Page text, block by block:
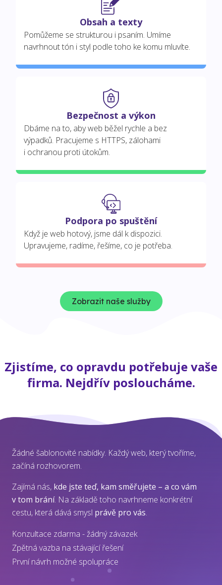
Obsah a texty
Pomůžeme se strukturou i psaním. Umíme
navrhnout tón i styl podle toho ke komu mluvíte.
Bezpečnost a výkon
Dbáme na to, aby web běžel rychle a bez
výpadků. Pracujeme s HTTPS, zálohami
i ochranou proti útokům.
Podpora po spuštění
Když je web hotový, jsme dál k dispozici.
Upravujeme, radíme, řešíme, co je potřeba.
Zobrazit naše služby
Zjistíme, co opravdu potřebuje vaše
firma. Nejdřív posloucháme.
Žádné šablonovité nabídky. Každý web, který tvoříme,
začíná rozhovorem.
Zajímá nás, kde jste teď, kam směřujete – a co vám
v tom brání. Na základě toho navrhneme konkrétní
cestu, která dává smysl právě pro vás.
Konzultace zdarma - žádný závazek
Zpětná vazba na stávající řešení
První návrh možné spolupráce